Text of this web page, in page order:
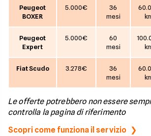
Peugeot
BOXER
5.000€
36
mesi
Peugeot
Expert
5.000€
60
mesi
Fiat Scudo 3.278€
36
mesi
Le offerte potrebbero non essere
controlla la pagina di riferimento
Scopri come funziona il servizio